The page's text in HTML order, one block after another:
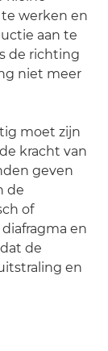
werken en
aan te
de richting
niet meer
moet zijn
kracht van
geven
de
of
en
de
en